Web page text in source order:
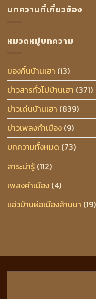
บทความที่เกี่ยวข้อง
หมวดหมู่บทความ
ของกิ๋นบ้านเฮา (13)
ข่าวสารทั่วไปบ้านเฮา (371)
ข่าวเด่นบ้านเฮา (839)
ข่าวเพลงกำเมือง (9)
บทความทั้งหมด (73)
สาระน่ารู้ (112)
เพลงคำเมือง (4)
แอ่วบ้านผ่อเมืองล้านนา (19)